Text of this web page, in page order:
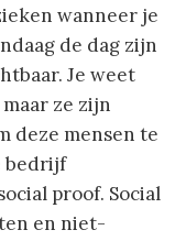
wanneer je
de dag zijn
Je weet
ze zijn
deze mensen te
bedrijf
proof. Social
en niet-